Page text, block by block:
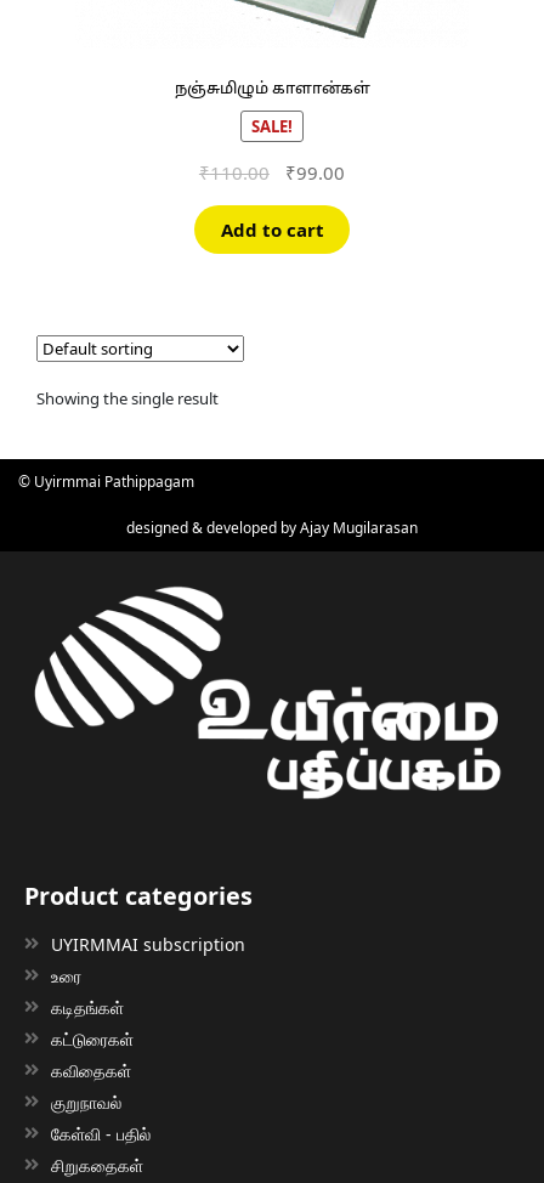
நஞ்சுமிழும் காளான்கள்
SALE!
₹110.00
Original
was:
₹110.00.
₹99.00
is:
₹99.00.
Add to cart
Showing the single result
© Uyirmmai Pathippagam
designed & developed byAjay Mugilarasan
Product categories
UYIRMMAI subscription
உரை
கடிதங்கள்
கட்டுரைகள்
கவிதைகள்
குறுநாவல்
கேள்வி - பதில்
சிறுகதைகள்